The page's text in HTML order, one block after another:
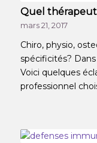
Quel
mars 21, 2017
Chiro, physio,
spécificités?
Voici quelques
professionnel